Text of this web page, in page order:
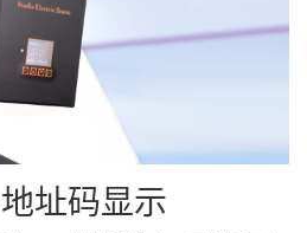
址码显示